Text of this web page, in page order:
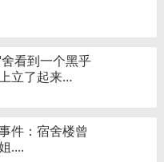
看到一个黑乎
立了起来…
件：宿舍楼曾
....